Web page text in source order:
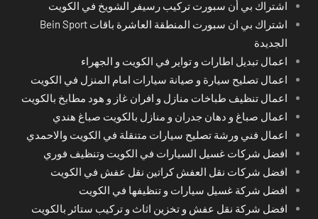
اشتراك بي أن سبورت تركيب رسيفر الشويخ في الكويت
اشتراك بي ان سبورت المنطقة العاشرة باقات Bein Sport
الجديدة
اعمال تبديل اطارات و تواير في الكويت و الجهراء
اعمال تصليح سيارة و صيانة سيارات امام المنزل في الكويت
اعمال تنظيف طباخات منازل و افران غاز و هود مطابخ بالكويت
اعمال صباغ و دهان جدران و منازل بالكويت صباغ هندي
اعمال فني ورشة تصليح سيارات متنقلة في الكويت والاحمدي
افضل شركات غسيل السيارات في الكويت وتنظيف فوري
افضل شركات نقل العفش كراتين نقل عفش في الكويت
افضل شركة غسيل سيارات و تنظيفها في الكويت
افضل شركة نقل عفش و تخزين اثاث و تركيب ستائر بالكويت